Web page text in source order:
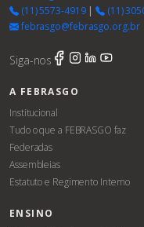
(11) 5573-4919|
(11)
febrasgo@febrasgo.org.br
Siga-nos
A FEBRASGO
Institucional
Tudo o que a FEBRASGO faz
Federadas
Assembleias
Estatuto e Regimento Interno
ENSINO